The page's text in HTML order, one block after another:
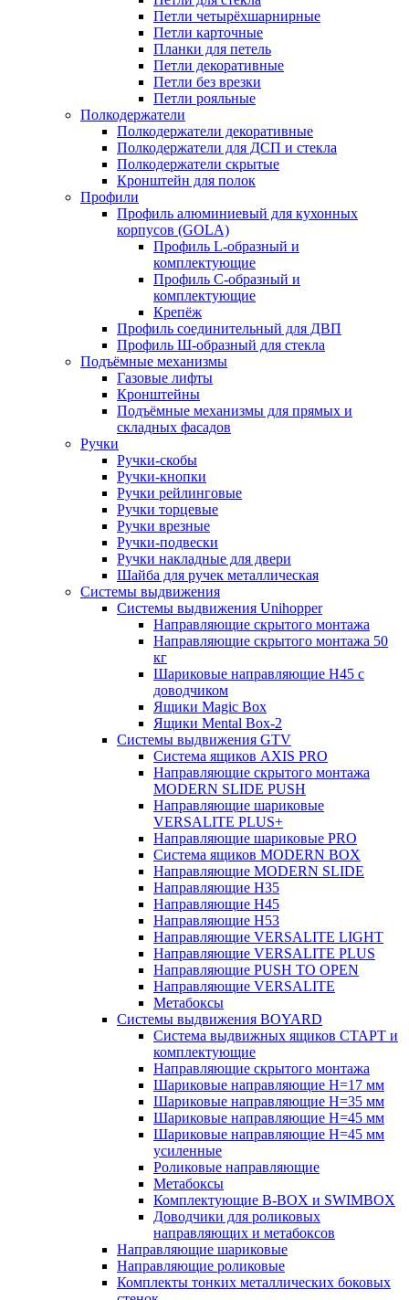
Петли четырёхшарнирные
Петли карточные
Планки для петель
Петли декоративные
Петли без врезки
Петли рояльные
Полкодержатели
Полкодержатели декоративные
Полкодержатели для ДСП и стекла
Полкодержатели скрытые
Кронштейн для полок
Профили
Профиль алюминиевый для кухонных
корпусов (GOLA)
Профиль L-образный и
комплектующие
Профиль C-образный и
комплектующие
Крепёж
Профиль соединительный для ДВП
Профиль Ш-образный для стекла
Подъёмные механизмы
Газовые лифты
Кронштейны
Подъёмные механизмы для прямых и
складных фасадов
Ручки
Ручки-скобы
Ручки-кнопки
Ручки рейлинговые
Ручки торцевые
Ручки врезные
Ручки-подвески
Ручки накладные для двери
Шайба для ручек металлическая
Системы выдвижения
Системы выдвижения Unihopper
Направляющие скрытого монтажа
Направляющие скрытого монтажа 50
кг
Шариковые направляющие H45 с
доводчиком
Ящики Magic Box
Ящики Mental Box-2
Системы выдвижения GTV
Система ящиков AXIS PRO
Направляющие скрытого монтажа
MODERN SLIDE PUSH
Направляющие шариковые
VERSALITE PLUS+
Направляющие шариковые PRO
Система ящиков MODERN BOX
Направляющие MODERN SLIDE
Направляющие H35
Направляющие H45
Направляющие H53
Направляющие VERSALITE LIGHT
Направляющие VERSALITE PLUS
Направляющие PUSH TO OPEN
Направляющие VERSALITE
Метабоксы
Системы выдвижения BOYARD
Система выдвижных ящиков СТАРТ и
комплектующие
Направляющие скрытого монтажа
Шариковые направляющие H=17 мм
Шариковые направляющие H=35 мм
Шариковые направляющие H=45 мм
Шариковые направляющие H=45 мм
усиленные
Роликовые направляющие
Метабоксы
Комплектующие B-BOX и SWIMBOX
Доводчики для роликовых
направляющих и метабоксов
Направляющие шариковые
Направляющие роликовые
Комплекты тонких металлических боковых